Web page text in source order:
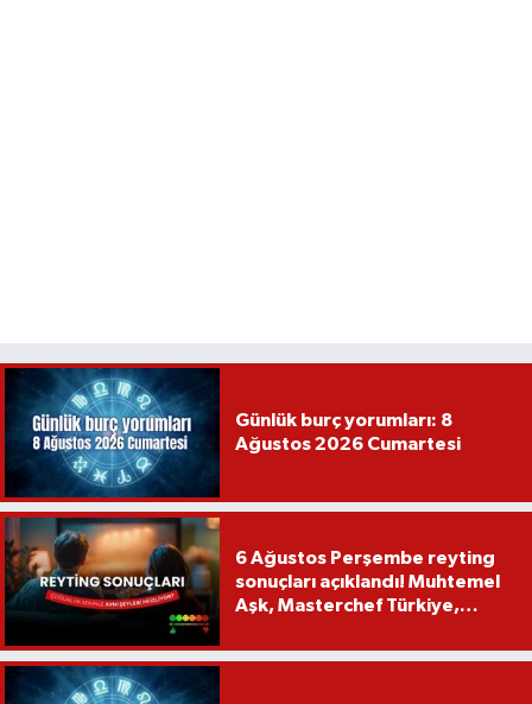
Günlük burç yorumları: 8
Ağustos 2026 Cumartesi
6 Ağustos Perşembe reyting
sonuçları açıklandı! Muhtemel
Aşk, Masterchef Türkiye,